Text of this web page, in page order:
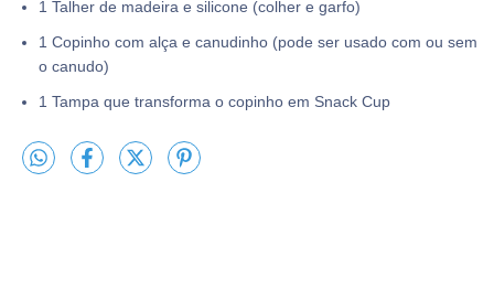
1 Talher de madeira e silicone (colher e garfo)
1 Copinho com alça e canudinho (pode ser usado com ou sem
o canudo)
1 Tampa que transforma o copinho em Snack Cup